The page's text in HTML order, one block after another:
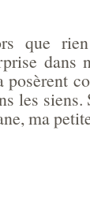
que
dans
posèrent
les siens.
ma